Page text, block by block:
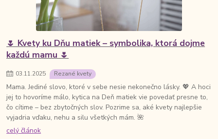
🌷 Kvety ku Dňu matiek – symbolika, ktorá dojme
každú mamu 🌷
03.11.2025 Rezané kvety
Mama. Jediné slovo, ktoré v sebe nesie nekonečno lásky. 💖 A hoci
jej to hovoríme málo, kytica na Deň matiek vie povedať presne to,
čo cítime – bez zbytočných slov. Pozrime sa, aké kvety najlepšie
vyjadria vďaku, nehu a silu všetkých mám. 🌺
celý článok